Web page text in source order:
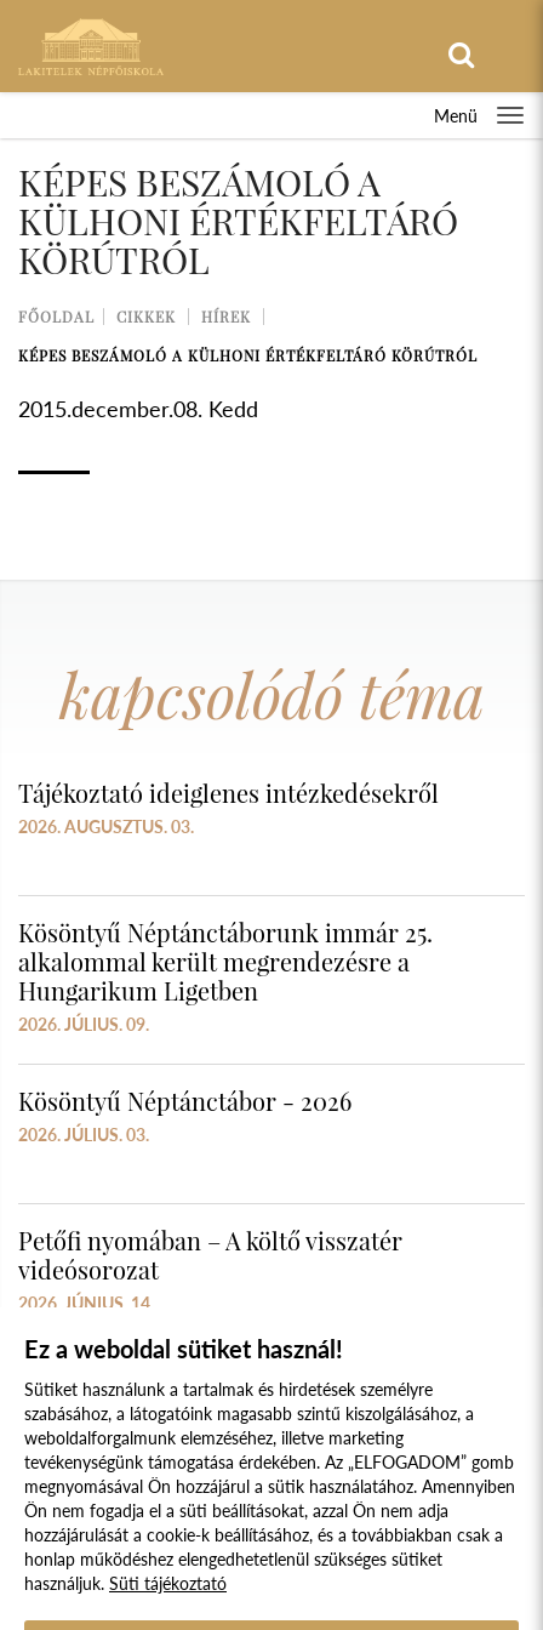
Menü
KÉPES BESZÁMOLÓ A
KÜLHONI ÉRTÉKFELTÁRÓ
KÖRÚTRÓL
FŐOLDAL CIKKEK
HÍREK
KÉPES BESZÁMOLÓ A KÜLHONI ÉRTÉKFELTÁRÓ KÖRÚTRÓL
2015.december.08. Kedd
kapcsolódó téma
Tájékoztató ideiglenes intézkedésekről
2026. AUGUSZTUS. 03.
Kösöntyű Néptánctáborunk immár 25.
alkalommal került megrendezésre a
Hungarikum Ligetben
2026. JÚLIUS. 09.
Kösöntyű Néptánctábor - 2026
2026. JÚLIUS. 03.
Petőfi nyomában – A költő visszatér
videósorozat
2026. JÚNIUS. 14.
Süti szabályzat Adatvédelmi nyilatkozat
Jogi nyilatkozat
© 2017 - 2026 NÉPFŐISKOLA ALAPÍTVÁNY, LAKITELEK. MINDEN JOG
Ez a weboldal sütiket használ!
Sütiket használunk a tartalmak és hirdetések személyre
szabásához, a látogatóink magasabb szintű kiszolgálásához, a
weboldalforgalmunk elemzéséhez, illetve marketing
tevékenységünk támogatása érdekében. Az „ELFOGADOM” gomb
megnyomásával Ön hozzájárul a sütik használatához. Amennyiben
Ön nem fogadja el a süti beállításokat, azzal Ön nem adja
hozzájárulását a cookie-k beállításához, és a továbbiakban csak a
honlap működéshez elengedhetetlenül szükséges sütiket
használjuk. Süti tájékoztató